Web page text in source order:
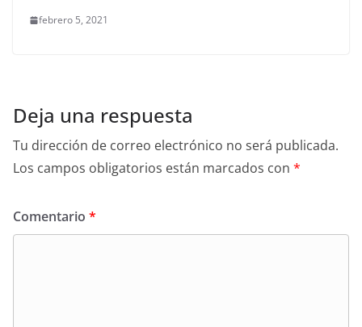
febrero 5, 2021
Deja una respuesta
Tu dirección de correo electrónico no será publicada.
Los campos obligatorios están marcados con *
Comentario *